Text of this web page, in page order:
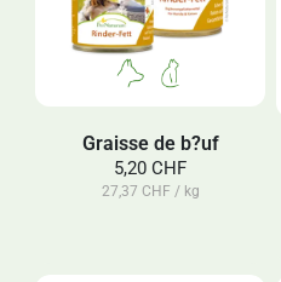
Graisse de b?uf
5,20 CHF
27,37 CHF / kg